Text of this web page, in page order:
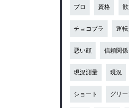
プロ 資格
チョコプラ 運
悪い顔 信頼関係
現況測量 現況
ショート グリ